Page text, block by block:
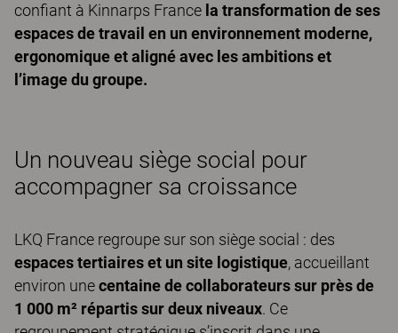
confiant à Kinnarps France la transformation de ses
espaces de travail en un environnement moderne,
ergonomique et aligné avec les ambitions et
l’image du groupe.
Un nouveau siège social pour
accompagner sa croissance
LKQ France regroupe sur son siège social : des
espaces tertiaires et un site logistique, accueillant
environ unecentaine de collaborateurs sur près de
1 000 m² répartis sur deux niveaux. Ce